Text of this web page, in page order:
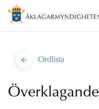
Ordlista
Överklagande